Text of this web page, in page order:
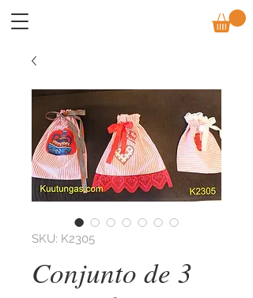
SKU: K2305
Conjunto de 3